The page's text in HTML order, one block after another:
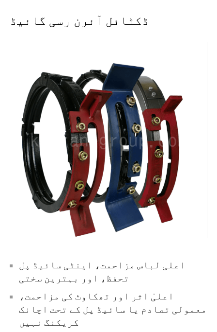
ڈکٹائل آئرن رسی گائیڈ
اعلی لباس مزاحمت، اینٹی سائیڈ پل
تحفظ، اور بہترین سختی
اعلیٰ اثر اور تھکاوٹ کی مزاحمت،
معمولی تصادم یا سائیڈ پل کے تحت اچانک
کریکنگ نہیں